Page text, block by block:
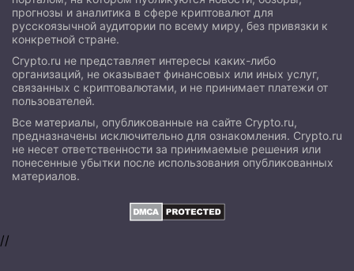
прогнозы и аналитика в сфере криптовалют для
русскоязычной аудитории по всему миру, без привязки к
конкретной стране.
Crypto.ru не представляет интересы каких-либо
организаций, не оказывает финансовых или иных услуг,
связанных с криптовалютами, и не принимает платежи от
пользователей.
Все материалы, опубликованные на сайте Crypto.ru,
предназначены исключительно для ознакомления. Crypto.ru
не несет ответственности за принимаемые решения или
понесенные убытки после использования опубликованных
материалов.
//